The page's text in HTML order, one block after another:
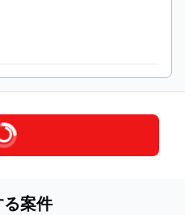
案件